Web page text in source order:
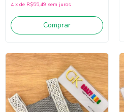
4 x de R$55,49 sem juros
Comprar